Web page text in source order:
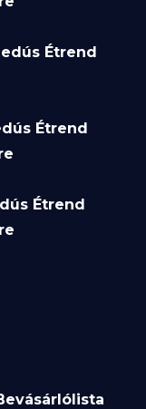
Étrend
Étrend
Étrend